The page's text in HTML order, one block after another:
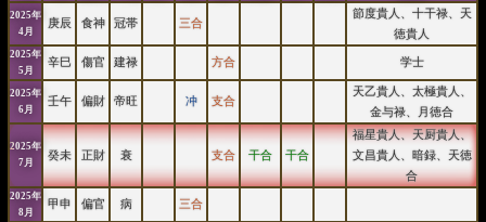
2025年
4月
庚辰 食神 冠帯 三合
節度貴人、十干禄、天
徳貴人
2025年
5月
辛巳 傷官 建禄 方合 学士
2025年
6月
壬午 偏財 帝旺 冲 支合
天乙貴人、太極貴人、
金与禄、月徳合
2025年
7月
癸未 正財 衰 支合 干合 干合
福星貴人、天厨貴人、
文昌貴人、暗録、天徳
合
2025年
8月
甲申 偏官 病 三合